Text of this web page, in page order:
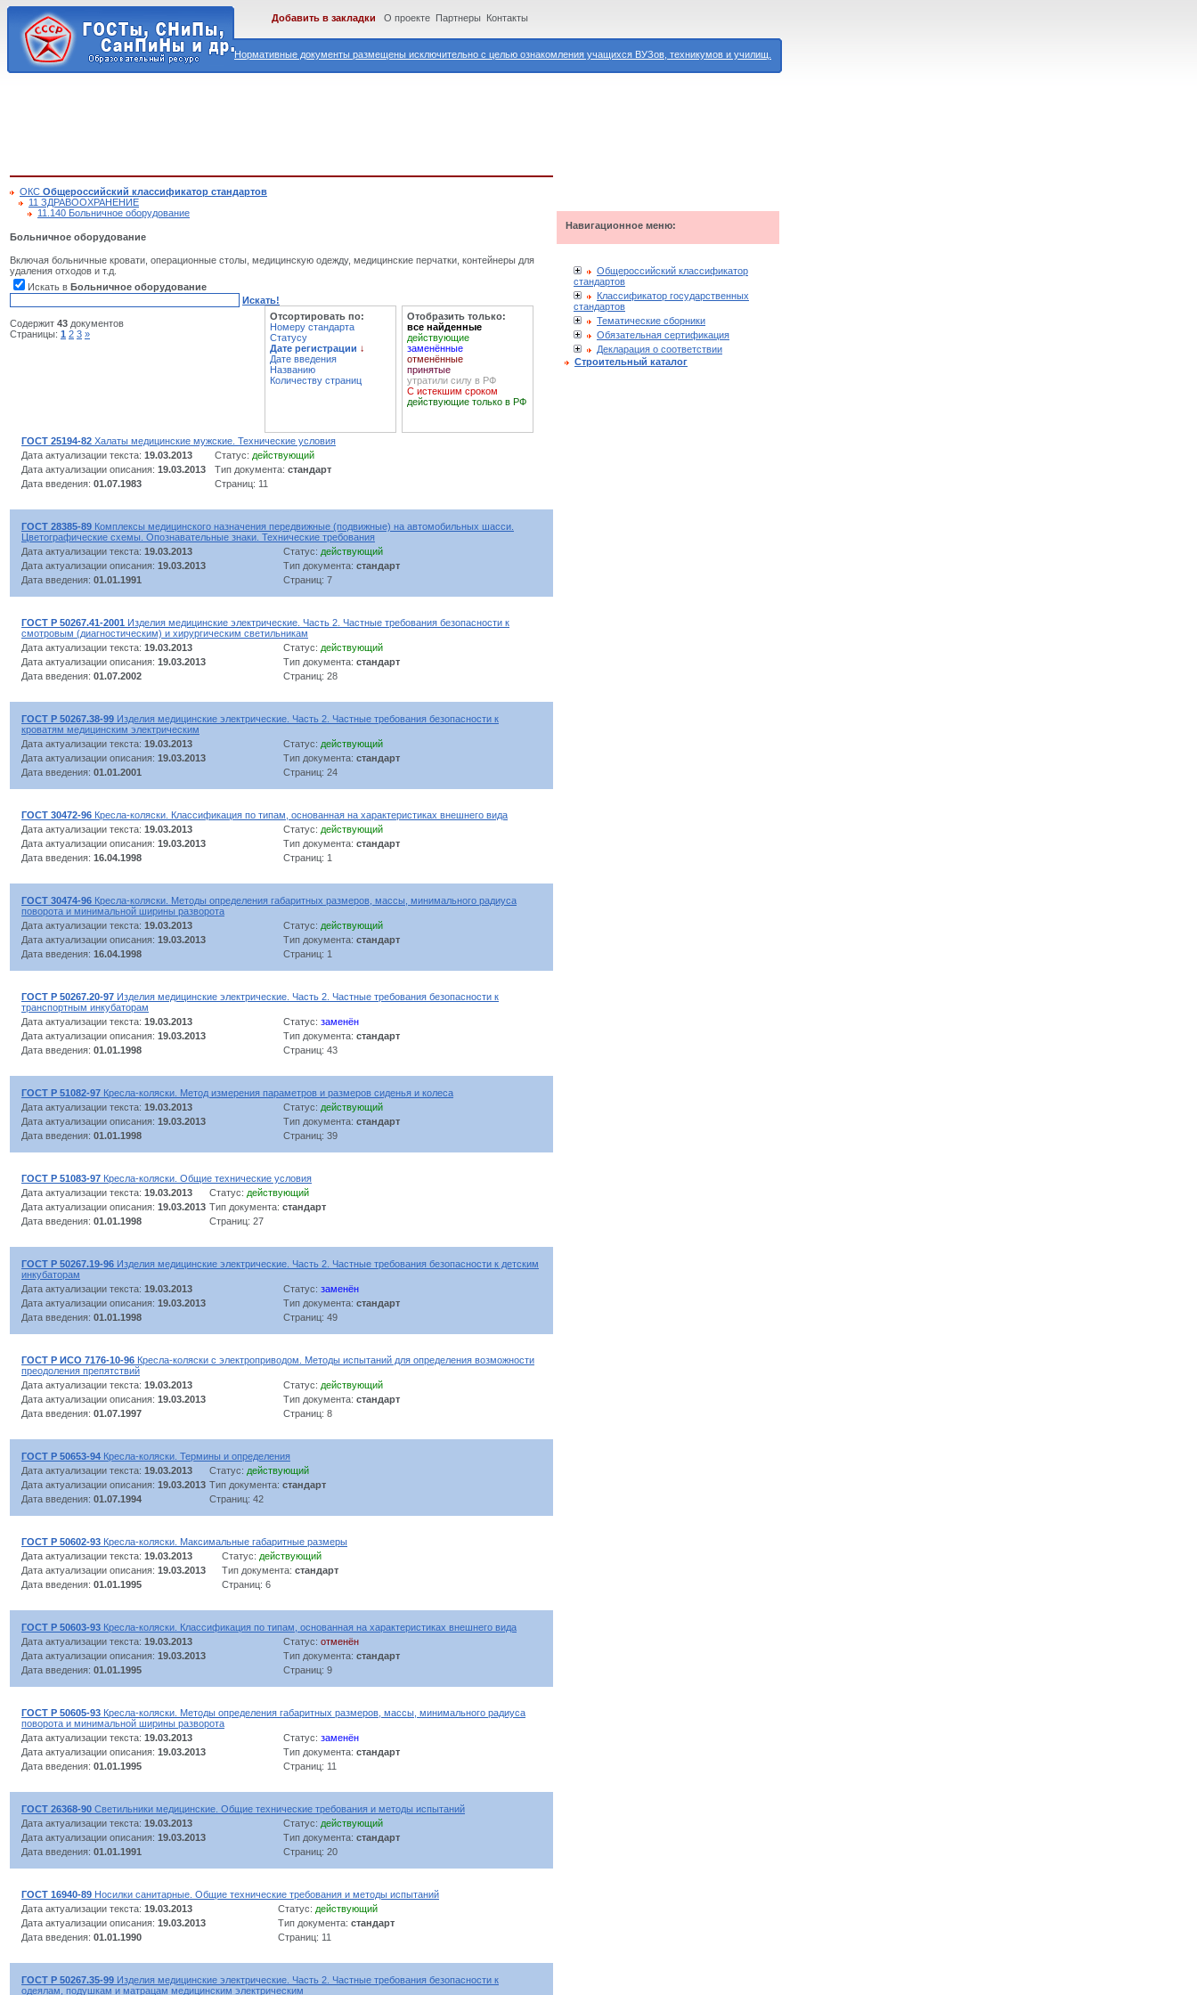
Нормативные документы размещены исключительно с целью ознакомления учащихся ВУЗов, техникумов и училищ.
Добавить в закладки О проекте Партнеры Контакты
ОКС Общероссийский классификатор стандартов
11 ЗДРАВООХРАНЕНИЕ
11.140 Больничное оборудование
Больничное оборудование
Включая больничные кровати, операционные столы, медицинскую одежду, медицинские перчатки, контейнеры для
удаления отходов и т.д.
Искать в Больничное оборудование
Искать!
Содержит 43 документов
Страницы: 1 2 3 »
Отсортировать по:
Номеру стандарта
Статусу
Дате регистрации ↓
Дате введения
Названию
Количеству страниц
Отобразить только:
все найденные
действующие
заменённые
отменённые
принятые
утратили силу в РФ
С истекшим сроком
действующие только в РФ
ГОСТ 25194-82 Халаты медицинские мужские. Технические условия
Дата актуализации текста: 19.03.2013 Статус: действующий
Дата актуализации описания: 19.03.2013 Тип документа: стандарт
Дата введения: 01.07.1983 Страниц: 11
ГОСТ 28385-89 Комплексы медицинского назначения передвижные (подвижные) на автомобильных шасси.
Цветографические схемы. Опознавательные знаки. Технические требования
Дата актуализации текста: 19.03.2013 Статус: действующий
Дата актуализации описания: 19.03.2013 Тип документа: стандарт
Дата введения: 01.01.1991 Страниц: 7
ГОСТ Р 50267.41-2001 Изделия медицинские электрические. Часть 2. Частные требования безопасности к
смотровым (диагностическим) и хирургическим светильникам
Дата актуализации текста: 19.03.2013 Статус: действующий
Дата актуализации описания: 19.03.2013 Тип документа: стандарт
Дата введения: 01.07.2002 Страниц: 28
ГОСТ Р 50267.38-99 Изделия медицинские электрические. Часть 2. Частные требования безопасности к
кроватям медицинским электрическим
Дата актуализации текста: 19.03.2013 Статус: действующий
Дата актуализации описания: 19.03.2013 Тип документа: стандарт
Дата введения: 01.01.2001 Страниц: 24
ГОСТ 30472-96 Кресла-коляски. Классификация по типам, основанная на характеристиках внешнего вида
Дата актуализации текста: 19.03.2013 Статус: действующий
Дата актуализации описания: 19.03.2013 Тип документа: стандарт
Дата введения: 16.04.1998 Страниц: 1
ГОСТ 30474-96 Кресла-коляски. Методы определения габаритных размеров, массы, минимального радиуса
поворота и минимальной ширины разворота
Дата актуализации текста: 19.03.2013 Статус: действующий
Дата актуализации описания: 19.03.2013 Тип документа: стандарт
Дата введения: 16.04.1998 Страниц: 1
ГОСТ Р 50267.20-97 Изделия медицинские электрические. Часть 2. Частные требования безопасности к
транспортным инкубаторам
Дата актуализации текста: 19.03.2013 Статус: заменён
Дата актуализации описания: 19.03.2013 Тип документа: стандарт
Дата введения: 01.01.1998 Страниц: 43
ГОСТ Р 51082-97 Кресла-коляски. Метод измерения параметров и размеров сиденья и колеса
Дата актуализации текста: 19.03.2013 Статус: действующий
Дата актуализации описания: 19.03.2013 Тип документа: стандарт
Дата введения: 01.01.1998 Страниц: 39
ГОСТ Р 51083-97 Кресла-коляски. Общие технические условия
Дата актуализации текста: 19.03.2013 Статус: действующий
Дата актуализации описания: 19.03.2013 Тип документа: стандарт
Дата введения: 01.01.1998 Страниц: 27
ГОСТ Р 50267.19-96 Изделия медицинские электрические. Часть 2. Частные требования безопасности к детским
инкубаторам
Дата актуализации текста: 19.03.2013 Статус: заменён
Дата актуализации описания: 19.03.2013 Тип документа: стандарт
Дата введения: 01.01.1998 Страниц: 49
ГОСТ Р ИСО 7176-10-96 Кресла-коляски с электроприводом. Методы испытаний для определения возможности
преодоления препятствий
Дата актуализации текста: 19.03.2013 Статус: действующий
Дата актуализации описания: 19.03.2013 Тип документа: стандарт
Дата введения: 01.07.1997 Страниц: 8
ГОСТ Р 50653-94 Кресла-коляски. Термины и определения
Дата актуализации текста: 19.03.2013 Статус: действующий
Дата актуализации описания: 19.03.2013 Тип документа: стандарт
Дата введения: 01.07.1994 Страниц: 42
ГОСТ Р 50602-93 Кресла-коляски. Максимальные габаритные размеры
Дата актуализации текста: 19.03.2013 Статус: действующий
Дата актуализации описания: 19.03.2013 Тип документа: стандарт
Дата введения: 01.01.1995 Страниц: 6
ГОСТ Р 50603-93 Кресла-коляски. Классификация по типам, основанная на характеристиках внешнего вида
Дата актуализации текста: 19.03.2013 Статус: отменён
Дата актуализации описания: 19.03.2013 Тип документа: стандарт
Дата введения: 01.01.1995 Страниц: 9
ГОСТ Р 50605-93 Кресла-коляски. Методы определения габаритных размеров, массы, минимального радиуса
поворота и минимальной ширины разворота
Дата актуализации текста: 19.03.2013 Статус: заменён
Дата актуализации описания: 19.03.2013 Тип документа: стандарт
Дата введения: 01.01.1995 Страниц: 11
ГОСТ 26368-90 Светильники медицинские. Общие технические требования и методы испытаний
Дата актуализации текста: 19.03.2013 Статус: действующий
Дата актуализации описания: 19.03.2013 Тип документа: стандарт
Дата введения: 01.01.1991 Страниц: 20
ГОСТ 16940-89 Носилки санитарные. Общие технические требования и методы испытаний
Дата актуализации текста: 19.03.2013 Статус: действующий
Дата актуализации описания: 19.03.2013 Тип документа: стандарт
Дата введения: 01.01.1990 Страниц: 11
ГОСТ Р 50267.35-99 Изделия медицинские электрические. Часть 2. Частные требования безопасности к
одеялам, подушкам и матрацам медицинским электрическим
Навигационное меню:
Общероссийский классификатор
стандартов
Классификатор государственных
стандартов
Тематические сборники
Обязательная сертификация
Декларация о соответствии
Строительный каталог